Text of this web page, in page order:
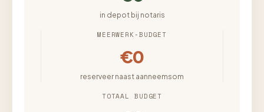
in depot bij notaris
MEERWERK-BUDGET
€0
reserveer naast aanneemsom
TOTAAL BUDGET